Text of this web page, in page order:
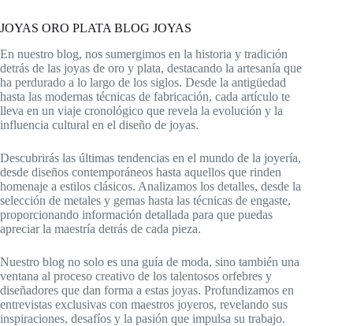
JOYAS ORO PLATA BLOG JOYAS
En nuestro blog, nos sumergimos en la historia y tradición
detrás de las joyas de oro y plata, destacando la artesanía que
ha perdurado a lo largo de los siglos. Desde la antigüedad
hasta las modernas técnicas de fabricación, cada artículo te
lleva en un viaje cronológico que revela la evolución y la
influencia cultural en el diseño de joyas.
Descubrirás las últimas tendencias en el mundo de la joyería,
desde diseños contemporáneos hasta aquellos que rinden
homenaje a estilos clásicos. Analizamos los detalles, desde la
selección de metales y gemas hasta las técnicas de engaste,
proporcionando información detallada para que puedas
apreciar la maestría detrás de cada pieza.
Nuestro blog no solo es una guía de moda, sino también una
ventana al proceso creativo de los talentosos orfebres y
diseñadores que dan forma a estas joyas. Profundizamos en
entrevistas exclusivas con maestros joyeros, revelando sus
inspiraciones, desafíos y la pasión que impulsa su trabajo.